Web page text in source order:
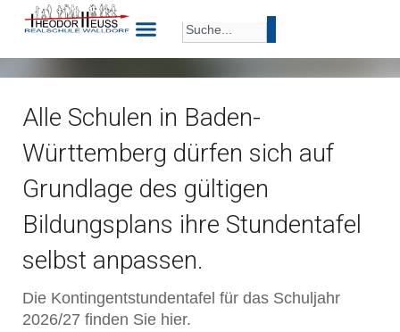
Alle Schulen in Baden-
Württemberg dürfen sich auf
Grundlage des gültigen
Bildungsplans ihre Stundentafel
selbst anpassen.
Die Kontingentstundentafel für das Schuljahr
2026/27 finden Sie hier.